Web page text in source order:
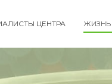
ЦЕНТРА ЖИЗНЬ